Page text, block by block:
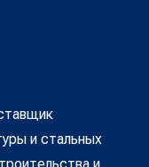
и стальных